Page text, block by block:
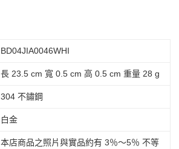
BD04JIA0046WHI
長 23.5 cm 寬 0.5 cm 高 0.5 cm 重量 28 g
304 不鏽鋼
白金
本店商品之照片與實品約有 3％～5％ 不等